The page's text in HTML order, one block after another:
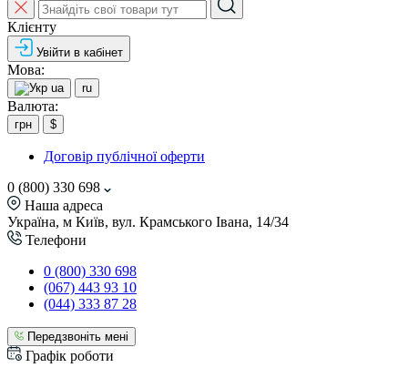
Клієнту
Увійти в кабінет
Мова:
ua ru
Валюта:
грн $
Договір публічної оферти
0 (800) 330 698
Наша адреса
Україна, м Київ, вул. Крамського Івана, 14/34
Телефони
0 (800) 330 698
(067) 443 93 10
(044) 333 87 28
Передзвоніть мені
Графік роботи